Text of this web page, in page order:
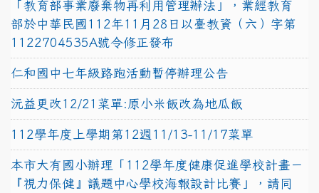
「教育部事業廢棄物再利用管理辦法」，業經教育
部於中華民國112年11月28日以臺教資（六）字第
1122704535A號令修正發布
仁和國中七年級路跑活動暫停辦理公告
沅益更改12/21菜單:原小米飯改為地瓜飯
112學年度上學期第12週11/13-11/17菜單
本市大有國小辦理「112學年度健康促進學校計畫－
『視力保健』議題中心學校海報設計比賽」，請同